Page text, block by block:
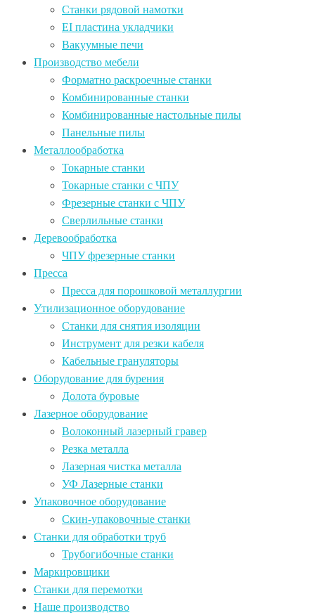
Станки рядовой намотки
EI пластина укладчики
Вакуумные печи
Производство мебели
Форматно раскроечные станки
Комбинированные станки
Комбинированные настольные пилы
Панельные пилы
Металлообработка
Токарные станки
Токарные станки с ЧПУ
Фрезерные станки с ЧПУ
Сверлильные станки
Деревообработка
ЧПУ фрезерные станки
Пресса
Пресса для порошковой металлургии
Утилизационное оборудование
Станки для снятия изоляции
Инструмент для резки кабеля
Кабельные грануляторы
Оборудование для бурения
Долота буровые
Лазерное оборудование
Волоконный лазерный гравер
Резка металла
Лазерная чистка металла
УФ Лазерные станки
Упаковочное оборудование
Скин-упаковочные станки
Станки для обработки труб
Трубогибочные станки
Маркировщики
Станки для перемотки
Наше производство